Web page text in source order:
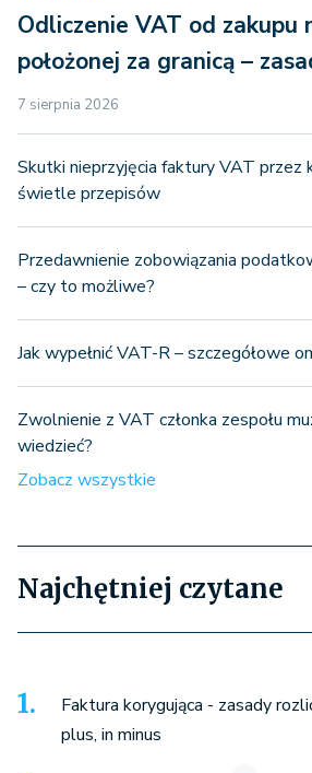
Odliczenie VAT od zakupu
położonej za granicą –
7 sierpnia 2026
Skutki nieprzyjęcia faktury VAT przez
świetle przepisów
Przedawnienie zobowiązania
– czy to możliwe?
Jak wypełnić VAT-R – szczegółowe
Zwolnienie z VAT członka zespołu
wiedzieć?
Zobacz wszystkie
Najchętniej czytane
Faktura korygująca - zasady
plus, in minus